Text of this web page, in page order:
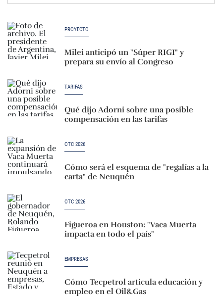
PROYECTO
Milei anticipó un "Súper RIGI" y
prepara su envío al Congreso
TARIFAS
Qué dijo Adorni sobre una posible
compensación en las tarifas
OTC 2026
Cómo será el esquema de "regalías a la
carta" de Neuquén
OTC 2026
Figueroa en Houston: "Vaca Muerta
impacta en todo el país"
EMPRESAS
Cómo Tecpetrol articula educación y
empleo en el Oil&Gas